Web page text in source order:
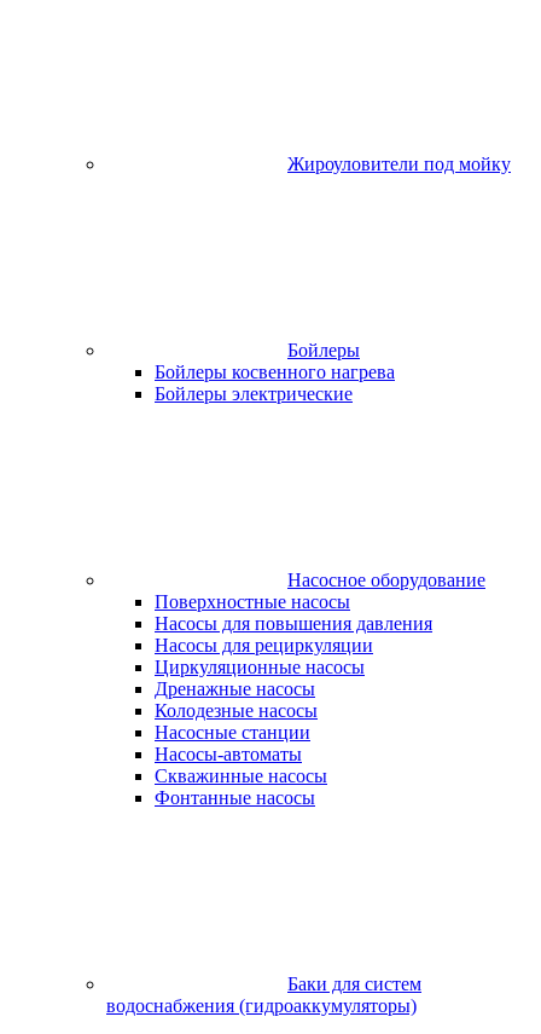
Жироуловители под мойку
Бойлеры
Бойлеры косвенного нагрева
Бойлеры электрические
Насосное оборудование
Поверхностные насосы
Насосы для повышения давления
Насосы для рециркуляции
Циркуляционные насосы
Дренажные насосы
Колодезные насосы
Насосные станции
Насосы-автоматы
Скважинные насосы
Фонтанные насосы
Баки для систем
водоснабжения (гидроаккумуляторы)